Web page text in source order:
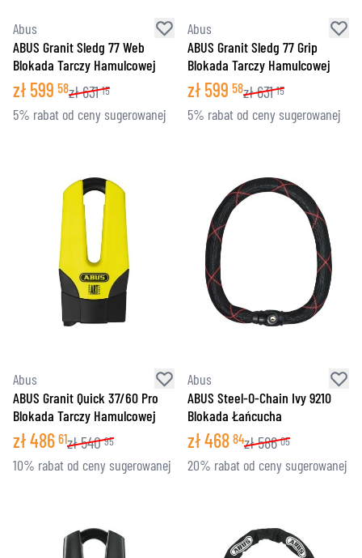
Abus
ABUS Granit Sledg 77 Web
Blokada Tarczy Hamulcowej
zł599 58zł631 15
5% rabat od ceny sugerowanej
Abus
ABUS Granit Sledg 77 Grip
Blokada Tarczy Hamulcowej
zł599 58zł631 15
5% rabat od ceny sugerowanej
Abus
ABUS Granit Quick 37/60 Pro
Blokada Tarczy Hamulcowej
zł486 61zł540 95
10% rabat od ceny sugerowanej
Abus
ABUS Steel-O-Chain Ivy 9210
Blokada Łańcucha
zł468 84zł586 05
20% rabat od ceny sugerowanej